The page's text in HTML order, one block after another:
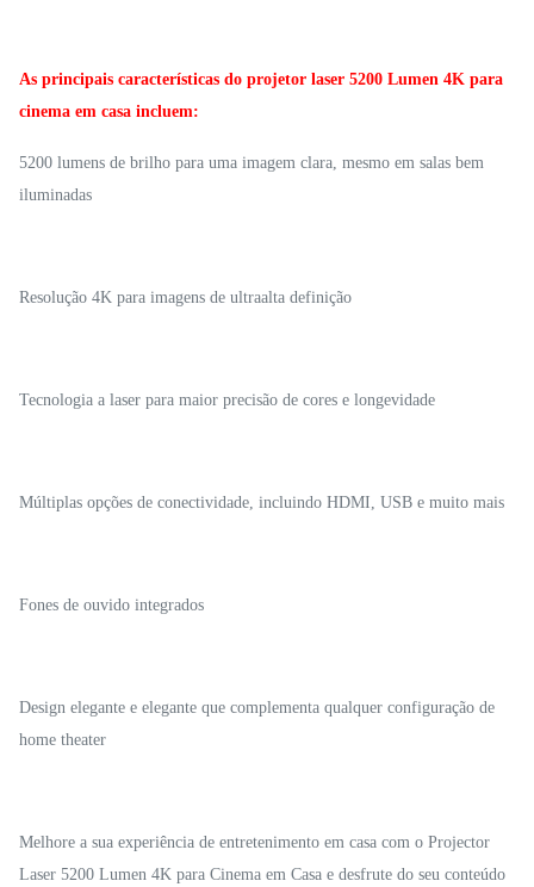
As principais características do projetor laser 5200 Lumen 4K para
cinema em casa incluem:
5200 lumens de brilho para uma imagem clara, mesmo em salas bem
iluminadas
Resolução 4K para imagens de ultraalta definição
Tecnologia a laser para maior precisão de cores e longevidade
Múltiplas opções de conectividade, incluindo HDMI, USB e muito mais
Fones de ouvido integrados
Design elegante e elegante que complementa qualquer configuração de
home theater
Melhore a sua experiência de entretenimento em casa com o Projector
Laser 5200 Lumen 4K para Cinema em Casa e desfrute do seu conteúdo